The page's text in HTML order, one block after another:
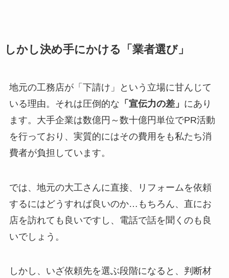
しかし決め手にかける「業者選び」
地元の工務店が「下請け」という立場に甘んじて
いる理由。それは圧倒的な 「宣伝力の差」 にあり
ます。大手企業は数億円～数十億円単位でPR活動
を行っており、実質的にはその費用をも私たち消
費者が負担しています。
では、地元の大工さんに直接、リフォームを依頼
するにはどうすれば良いのか…もちろん、直にお
店を訪れても良いですし、電話で話を聞くのも良
いでしょう。
しかし、いざ依頼先を選ぶ段階になると、判断材